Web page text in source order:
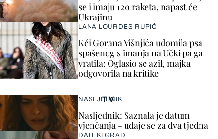
se i imaju 120 raketa, napast će
Ukrajinu
LANA LOURDES RUPIĆ
Kći Gorana Višnjića udomila psa
spašenog s imanja na Učki pa ga
vratila: Oglasio se azil, majka
odgovorila na kritike
TV
NASLJEDNIK
Nasljednik: Saznala je datum
vjenčanja - udaje se za dva tjedna
DALEKI GRAD